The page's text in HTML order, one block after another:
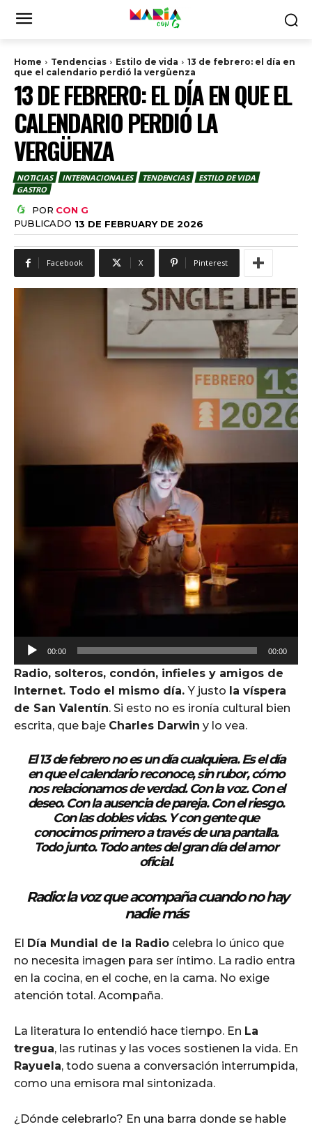
Home Tendencias Estilo de vida
13 de febrero: el día en
que el calendario perdió la vergüenza
13 DE FEBRERO: EL DÍA EN QUE EL
CALENDARIO PERDIÓ LA
VERGÜENZA
NOTICIAS INTERNACIONALES TENDENCIAS
ESTILO DE VIDA
GASTRO
POR CON G
PUBLICADO 13 DE FEBRUARY DE 2026
Facebook X Pinterest
u
d
i
o
P
00:00 00:00
Radio, solteros, condón, infieles y amigos de
Internet. Todo el mismo día.Y justo la víspera
de San Valentín. Si esto no es ironía cultural bien
escrita, que baje Charles Darwin y lo vea.
El 13 de febrero no es un día cualquiera. Es el día
en que el calendario reconoce, sin rubor,cómo
nos relacionamos de verdad. Con la voz. Con el
deseo. Con la ausencia de pareja. Con el riesgo.
Con las dobles vidas. Y con gente que
conocimos primero a través de una pantalla.
Todo junto. Todo antes del gran día del amor
oficial.
Radio: la voz que acompaña cuando no hay
nadie más
El Día Mundial de la Radio celebra lo único que
no necesita imagen para ser íntimo. La radio entra
en la cocina, en el coche, en la cama. No exige
atención total. Acompaña.
La literatura lo entendió hace tiempo. En La
tregua, las rutinas y las voces sostienen la vida. En
Rayuela, todo suena a conversación interrumpida,
como una emisora mal sintonizada.
¿Dónde celebrarlo? En una barra donde se hable